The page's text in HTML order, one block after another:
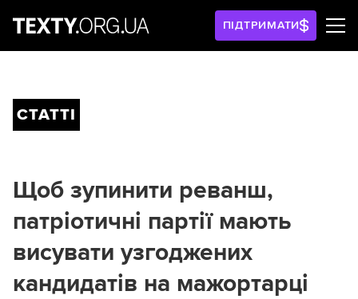
ПІДТРИМАТИ
СТАТТІ
Щоб зупинити реванш,
патріотичні партії мають
висувати узгоджених
кандидатів на мажортарці